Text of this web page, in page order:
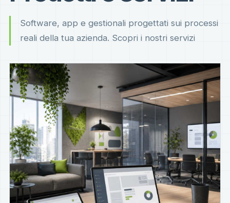
Software, app e gestionali progettati sui processi
reali della tua azienda. Scopri i nostri servizi